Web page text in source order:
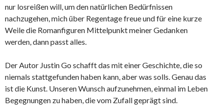
nur losreißen will, um den natürlichen Bedürfnissen
nachzugehen, mich über Regentage freue und für eine kurze
Weile die Romanfiguren Mittelpunkt meiner Gedanken
werden, dann passt alles.
Der Autor Justin Go schafft das mit einer Geschichte, die so
niemals stattgefunden haben kann, aber was solls. Genau das
ist die Kunst. Unseren Wunsch aufzunehmen, einmal im Leben
Begegnungen zu haben, die vom Zufall geprägt sind.